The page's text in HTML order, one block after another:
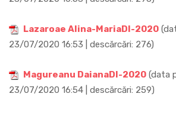
Lazaroae Alina-MariaDI-2020
23/07/2020 16:53 | descărcări: 276)
Magureanu DaianaDI-2020 (data
23/07/2020 16:54 | descărcări: 259)